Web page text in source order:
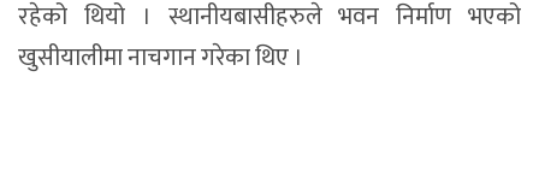
रहेको थियो । स्थानीयबासीहरुले भवन निर्माण भएको
खुसीयालीमा नाचगान गरेका थिए ।